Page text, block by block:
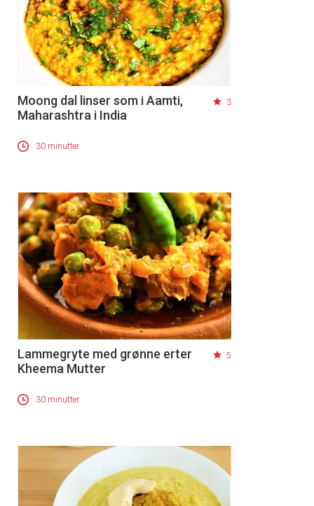
Moong dal linser som i Aamti,
Maharashtra i India
3
30 minutter
Lammegryte med grønne erter
Kheema Mutter
5
30 minutter